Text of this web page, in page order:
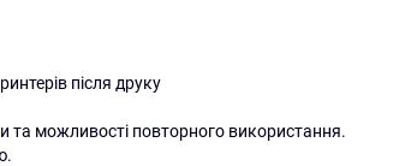
після друку
можливості повторного використання.